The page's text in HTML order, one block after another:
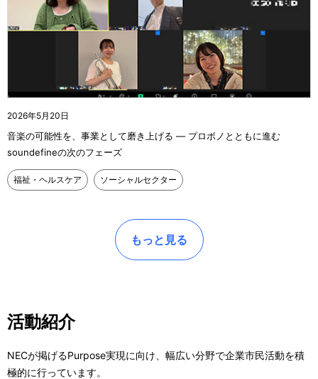
2026年5月20日
音楽の可能性を、事業として磨き上げる ― プロボノとともに進む
soundefineの次のフェーズ
福祉・ヘルスケア ソーシャルセクター
もっと見る
活動紹介
NECが掲げるPurpose実現に向け、幅広い分野で企業市民活動を積
極的に行っています。